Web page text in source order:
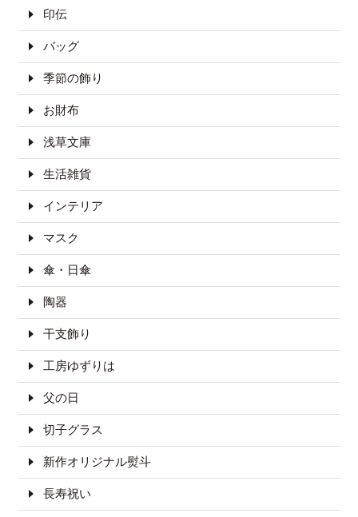
印伝
バッグ
季節の飾り
お財布
浅草文庫
生活雑貨
インテリア
マスク
傘・日傘
陶器
干支飾り
工房ゆずりは
父の日
切子グラス
新作オリジナル熨斗
長寿祝い